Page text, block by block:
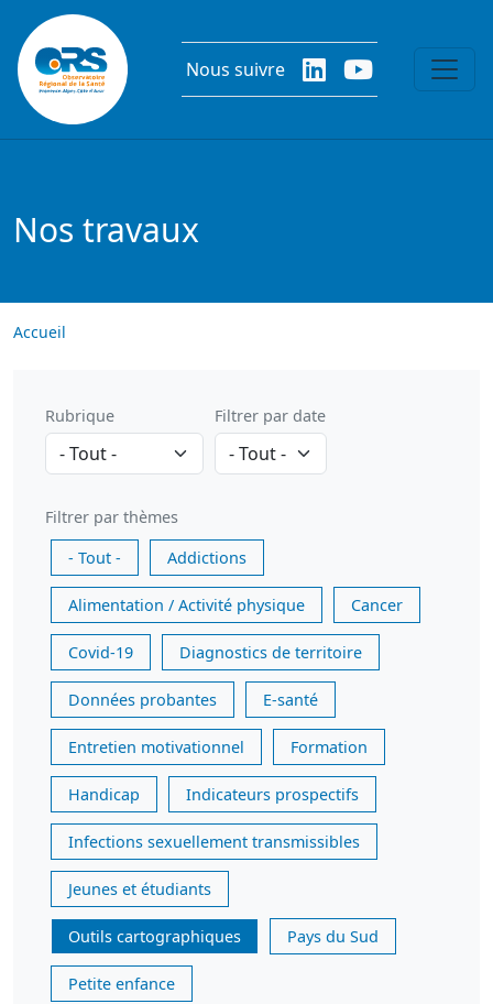
Aller au contenu principal
Nous suivre
Nos travaux
Accueil
Rubrique Filtrer par date
Filtrer par thèmes
- Tout -
Addictions
Alimentation / Activité physique Cancer
Covid-19 Diagnostics de territoire
Données probantes E-santé
Entretien motivationnel Formation
Handicap Indicateurs prospectifs
Infections sexuellement transmissibles
Jeunes et étudiants
Outils cartographiques Pays du Sud
Petite enfance